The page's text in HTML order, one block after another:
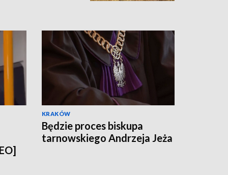
KRAKÓW
Będzie proces biskupa
tarnowskiego Andrzeja Jeża